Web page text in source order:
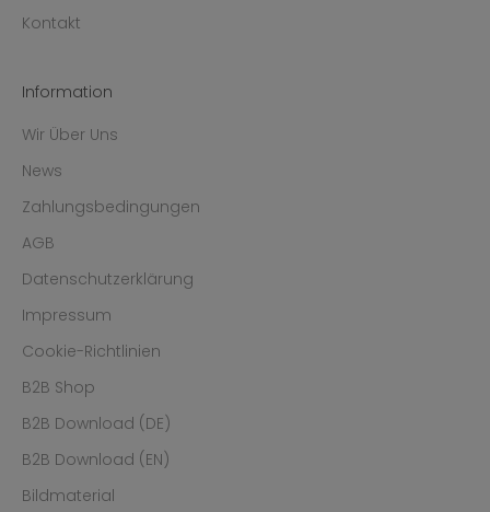
Kontakt
Information
Wir Über Uns
News
Zahlungsbedingungen
AGB
Datenschutzerklärung
Impressum
Cookie-Richtlinien
B2B Shop
B2B Download (DE)
B2B Download (EN)
Bildmaterial